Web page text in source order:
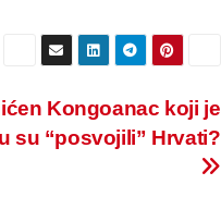
Kongoanac koji je
su “posvojili” Hrvati?